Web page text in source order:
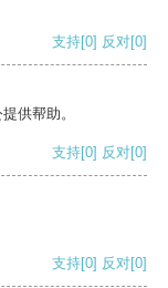
支持[0] 反对[0]
供帮助。
支持[0] 反对[0]
支持[0] 反对[0]